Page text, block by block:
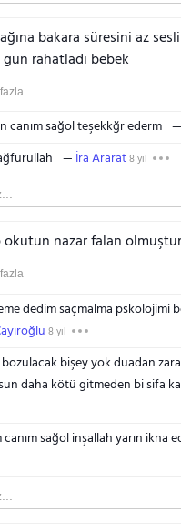
bakara süresini az
rahatladı bebek
canım sağol teşekkğr ederm
İra Ararat8 yıl
nazar falan
dedim saçmalma pskolojimi
8 yıl
bozulacak bişey yok duadan
daha kötü gitmeden bi sifa
sağol inşallah yarın ikna